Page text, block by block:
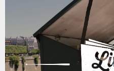
principal
LIVRE SA VIE